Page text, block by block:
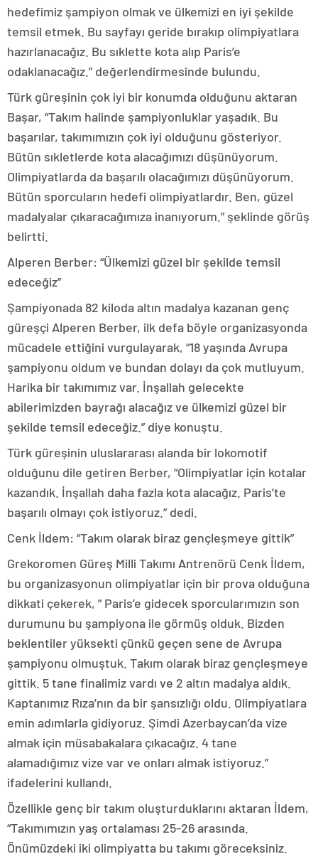
hedefimiz şampiyon olmak ve ülkemizi en iyi şekilde
temsil etmek. Bu sayfayı geride bırakıp olimpiyatlara
hazırlanacağız. Bu sıklette kota alıp Paris’e
odaklanacağız.” değerlendirmesinde bulundu.
Türk güreşinin çok iyi bir konumda olduğunu aktaran
Başar, “Takım halinde şampiyonluklar yaşadık. Bu
başarılar, takımımızın çok iyi olduğunu gösteriyor.
Bütün sıkletlerde kota alacağımızı düşünüyorum.
Olimpiyatlarda da başarılı olacağımızı düşünüyorum.
Bütün sporcuların hedefi olimpiyatlardır. Ben, güzel
madalyalar çıkaracağımıza inanıyorum.” şeklinde görüş
belirtti.
Alperen Berber: “Ülkemizi güzel bir şekilde temsil
edeceğiz”
Şampiyonada 82 kiloda altın madalya kazanan genç
güreşçi Alperen Berber, ilk defa böyle organizasyonda
mücadele ettiğini vurgulayarak, “18 yaşında Avrupa
şampiyonu oldum ve bundan dolayı da çok mutluyum.
Harika bir takımımız var. İnşallah gelecekte
abilerimizden bayrağı alacağız ve ülkemizi güzel bir
şekilde temsil edeceğiz.” diye konuştu.
Türk güreşinin uluslararası alanda bir lokomotif
olduğunu dile getiren Berber, “Olimpiyatlar için kotalar
kazandık. İnşallah daha fazla kota alacağız. Paris’te
başarılı olmayı çok istiyoruz.” dedi.
Cenk İldem: “Takım olarak biraz gençleşmeye gittik”
Grekoromen Güreş Milli Takımı Antrenörü Cenk İldem,
bu organizasyonun olimpiyatlar için bir prova olduğuna
dikkati çekerek, ” Paris’e gidecek sporcularımızın son
durumunu bu şampiyona ile görmüş olduk. Bizden
beklentiler yüksekti çünkü geçen sene de Avrupa
şampiyonu olmuştuk. Takım olarak biraz gençleşmeye
gittik. 5 tane finalimiz vardı ve 2 altın madalya aldık.
Kaptanımız Rıza’nın da bir şansızlığı oldu. Olimpiyatlara
emin adımlarla gidiyoruz. Şimdi Azerbaycan’da vize
almak için müsabakalara çıkacağız. 4 tane
alamadığımız vize var ve onları almak istiyoruz.”
ifadelerini kullandı.
Özellikle genç bir takım oluşturduklarını aktaran İldem,
“Takımımızın yaş ortalaması 25-26 arasında.
Önümüzdeki iki olimpiyatta bu takımı göreceksiniz.